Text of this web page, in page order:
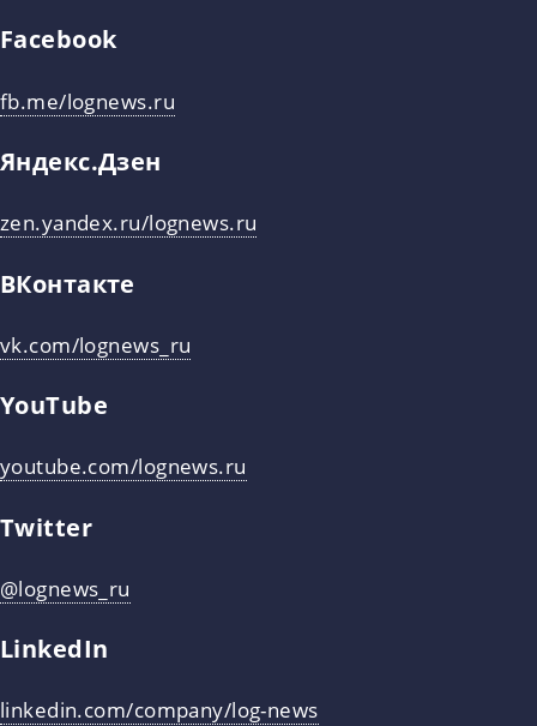
Facebook
fb.me/lognews.ru
Яндекс.Дзен
zen.yandex.ru/lognews.ru
ВКонтакте
vk.com/lognews_ru
YouTube
youtube.com/lognews.ru
Twitter
@lognews_ru
LinkedIn
linkedin.com/company/log-news